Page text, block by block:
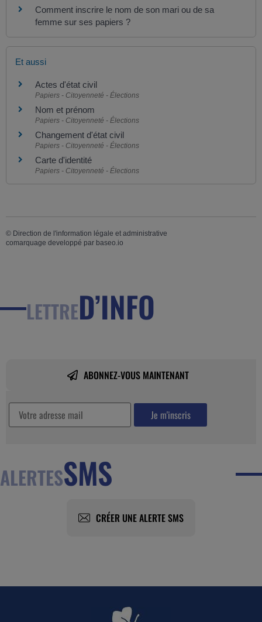
Comment inscrire le nom de son mari ou de sa
femme sur ses papiers ?
Et aussi
Actes d'état civil
Papiers - Citoyenneté - Élections
Nom et prénom
Papiers - Citoyenneté - Élections
Changement d'état civil
Papiers - Citoyenneté - Élections
Carte d'identité
Papiers - Citoyenneté - Élections
© Direction de l'information légale et administrative
comarquage developpé par baseo.io
LETTRED’INFO
ABONNEZ-VOUS MAINTENANT
ALERTESSMS
CRÉER UNE ALERTE SMS